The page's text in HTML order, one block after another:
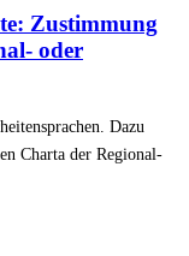
Zustimmung
oder
Dazu
Charta der Regional-